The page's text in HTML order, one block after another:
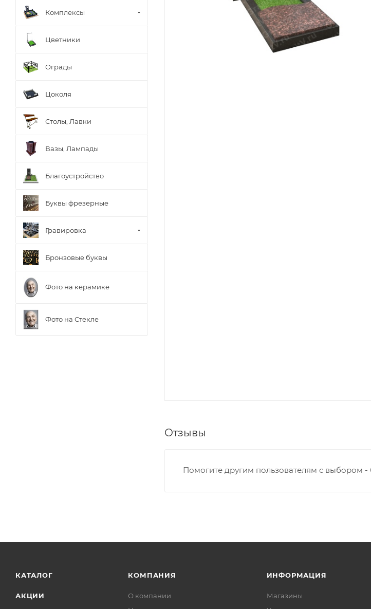
Отзывы
Помогите другим пользователям с выбором
Комплексы
Цветники
Ограды
Цоколя
Столы, Лавки
Вазы, Лампады
Благоустройство
Буквы фрезерные
Гравировка
Бронзовые буквы
Фото на керамике
Фото на Стекле
КАТАЛОГ
АКЦИИ
КОМПАНИЯ
О компании
ИНФОРМАЦИЯ
Магазины